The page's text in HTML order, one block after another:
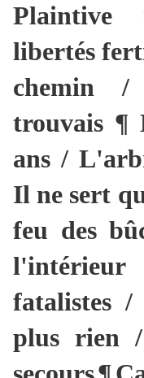
Plaintive
libertés
chemin
trouvais ¶
ans /
Il ne sert
feu des
fatalistes
plus rien